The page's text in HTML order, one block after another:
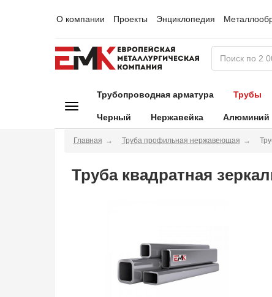
О компании Проекты Энциклопедия
Трубопроводная арматура Трубы
Черный Нержавейка Алюминий
Главная Труба профильная нержавеющая
Труба квадратная